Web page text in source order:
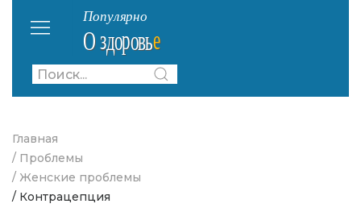
Главная
/ Проблемы
/ Женские проблемы
/ Контрацепция